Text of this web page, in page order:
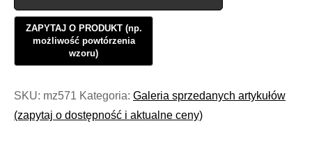
SKU: mz571 Kategoria: Galeria sprzedanych artykułów
(zapytaj o dostępność i aktualne ceny)